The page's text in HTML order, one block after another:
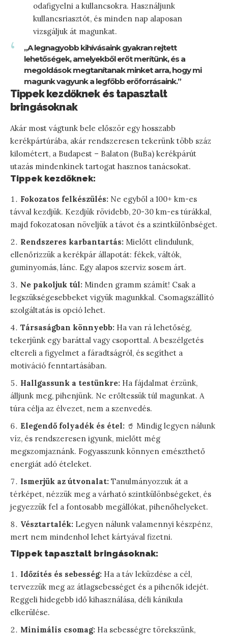
odafigyelni a kullancsokra. Használjunk
kullancsriasztót, és minden nap alaposan
vizsgáljuk át magunkat.
„A legnagyobb kihívásaink gyakran rejtett
lehetőségek, amelyekből erőt merítünk, és a
megoldások megtanítanak minket arra, hogy mi
magunk vagyunk a legfőbb erőforrásaink.”
Tippek kezdőknek és tapasztalt
bringásoknak
Akár most vágtunk bele először egy hosszabb
kerékpártúrába, akár rendszeresen tekerünk több száz
kilométert, a Budapest – Balaton (BuBa) kerékpárút
utazás mindenkinek tartogat hasznos tanácsokat.
Tippek kezdőknek:
Fokozatos felkészülés: Ne egyből a 100+ km-es
távval kezdjük. Kezdjük rövidebb, 20-30 km-es túrákkal,
majd fokozatosan növeljük a távot és a szintkülönbséget.
Rendszeres karbantartás: Mielőtt elindulunk,
ellenőrizzük a kerékpár állapotát: fékek, váltók,
guminyomás, lánc. Egy alapos szerviz sosem árt.
Ne pakoljuk túl: Minden gramm számít! Csak a
legszükségesebbeket vigyük magunkkal. Csomagszállító
szolgáltatás is opció lehet.
Társaságban könnyebb: Ha van rá lehetőség,
tekerjünk egy baráttal vagy csoporttal. A beszélgetés
eltereli a figyelmet a fáradtságról, és segíthet a
motiváció fenntartásában.
Hallgassunk a testünkre: Ha fájdalmat érzünk,
álljunk meg, pihenjünk. Ne erőltessük túl magunkat. A
túra célja az élvezet, nem a szenvedés.
Elegendő folyadék és étel: 🥤 Mindig legyen nálunk
víz, és rendszeresen igyunk, mielőtt még
megszomjaznánk. Fogyasszunk könnyen emészthető
energiát adó ételeket.
Ismerjük az útvonalat: Tanulmányozzuk át a
térképet, nézzük meg a várható szintkülönbségeket, és
jegyezzük fel a fontosabb megállókat, pihenőhelyeket.
Vésztartalék: Legyen nálunk valamennyi készpénz,
mert nem mindenhol lehet kártyával fizetni.
Tippek tapasztalt bringásoknak:
Időzítés és sebesség: Ha a táv leküzdése a cél,
tervezzük meg az átlagsebességet és a pihenők idejét.
Reggeli hidegebb idő kihasználása, déli kánikula
elkerülése.
Minimális csomag: Ha sebességre törekszünk,